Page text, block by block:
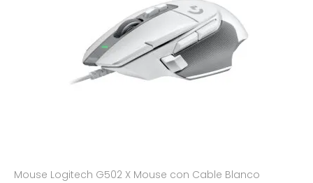
Mouse Logitech G502 X Mouse con Cable Blanco